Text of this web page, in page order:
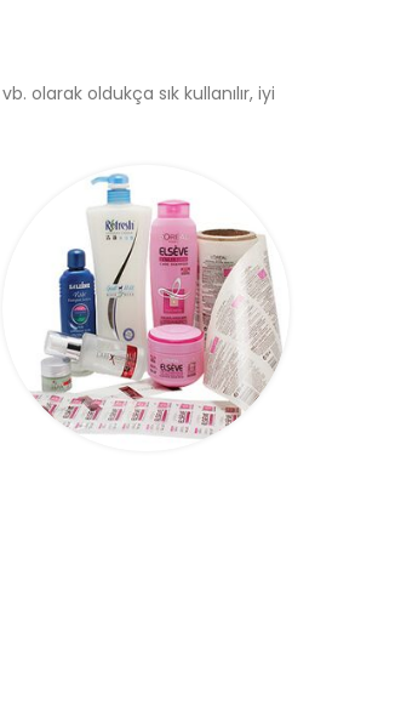
olarak oldukça sık kullanılır, iyi